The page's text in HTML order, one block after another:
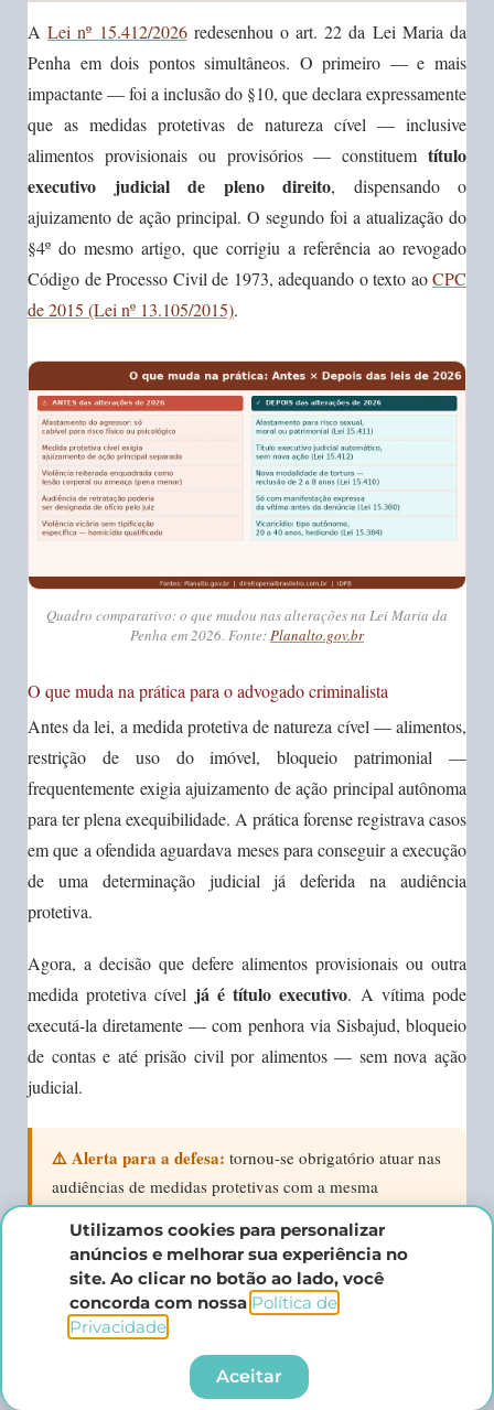
ALei nº 15.412/2026redesenhou o art. 22 da Lei Maria da
Penha em dois pontos simultâneos. O primeiro — e mais
impactante — foi a inclusão do §10, que declara expressamente
que as medidas protetivas de natureza cível — inclusive
alimentos provisionais ou provisórios — constituem título
executivo judicial de pleno direito, dispensando o
ajuizamento de ação principal. O segundo foi a atualização do
§4º do mesmo artigo, que corrigiu a referência ao revogado
Código de Processo Civil de 1973, adequando o texto aoCPC
de 2015 (Lei nº 13.105/2015).
Quadro comparativo: o que mudou nas alterações na Lei Maria da
Penha em 2026. Fonte: Planalto.gov.br
O que muda na prática para o advogado criminalista
Antes da lei, a medida protetiva de natureza cível — alimentos,
restrição de uso do imóvel, bloqueio patrimonial —
frequentemente exigia ajuizamento de ação principal autônoma
para ter plena exequibilidade. A prática forense registrava casos
em que a ofendida aguardava meses para conseguir a execução
de uma determinação judicial já deferida na audiência
protetiva.
Agora, a decisão que defere alimentos provisionais ou outra
medida protetiva cível já é título executivo. A vítima pode
executá-la diretamente — com penhora via Sisbajud, bloqueio
de contas e até prisão civil por alimentos — sem nova ação
judicial.
⚠️ Alerta para a defesa: tornou-se obrigatório atuar nas
audiências de medidas protetivas com a mesma
diligência aplicada a uma audiência cível de mérito.
Aceitar valores “para discutir depois” pode significar
título executivo formado contra o cliente. Sempre que
possível, atacar a medida protetiva ainda no juízo de
origem (agravo regimental, pedido de revisão,
modulação de valores) — aguardar para discutir na
execução é, agora, tecnicamente inviável.
Utilizamos cookies para personalizar
anúncios e melhorar sua experiência no
site. Ao clicar no botão ao lado, você
concorda com nossa Política de
Privacidade.​
Aceitar